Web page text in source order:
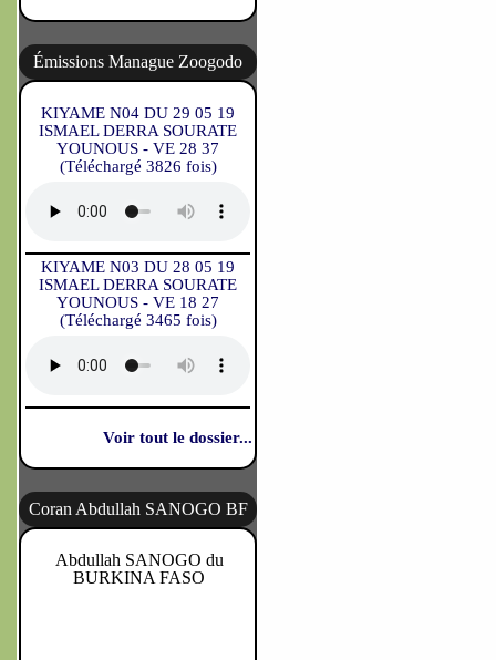
Émissions Manague Zoogodo
KIYAME N04 DU 29 05 19
ISMAEL DERRA SOURATE
YOUNOUS - VE 28 37
(Téléchargé 3826 fois)
KIYAME N03 DU 28 05 19
ISMAEL DERRA SOURATE
YOUNOUS - VE 18 27
(Téléchargé 3465 fois)
Voir tout le dossier...
Coran Abdullah SANOGO BF
Abdullah SANOGO du
BURKINA FASO